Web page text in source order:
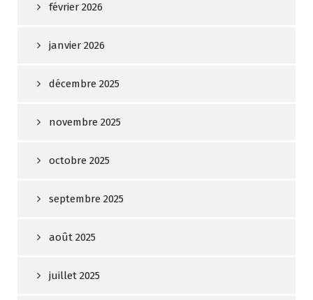
février 2026
janvier 2026
décembre 2025
novembre 2025
octobre 2025
septembre 2025
août 2025
juillet 2025